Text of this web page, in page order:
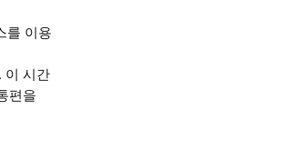
를 이용
이 시간
편을